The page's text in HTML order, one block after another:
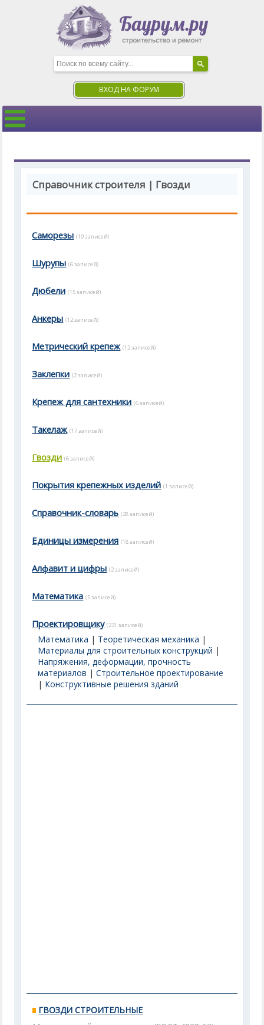
ВХОД НА ФОРУМ
Справочник строителя | Гвозди
Саморезы (19 записей)
Шурупы (6 записей)
Дюбели (15 записей)
Анкеры (12 записей)
Метрический крепеж (12 записей)
Заклепки (2 записей)
Крепеж для сантехники (6 записей)
Такелаж (17 записей)
Гвозди (6 записей)
Покрытия крепежных изделий (1 записей)
Справочник-словарь (28 записей)
Единицы измерения (18 записей)
Алфавит и цифры (2 записей)
Математика (5 записей)
Проектировщику (231 записей)
Математика | Теоретическая механика |
Материалы для строительных конструкций |
Напряжения, деформации, прочность
материалов |Строительное проектирование
| Конструктивные решения зданий
ГВОЗДИ СТРОИТЕЛЬНЫЕ